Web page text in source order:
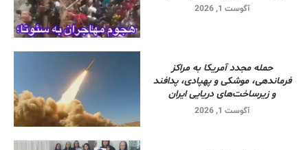
آگوست 1, 2026
حمله مجدد آمریکا به مراکز
فرماندهی، موشکی و پهپادی، پدافند
و زیرساخت‌های دریایی ایران
آگوست 1, 2026